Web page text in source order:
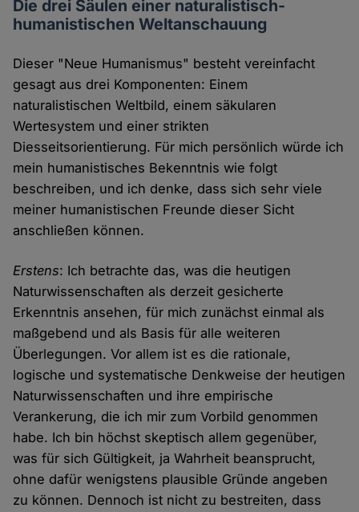
Die drei Säulen einer naturalistisch-
humanistischen Weltanschauung
Dieser "Neue Humanismus" besteht vereinfacht
gesagt aus drei Komponenten: Einem
naturalistischen Weltbild, einem säkularen
Wertesystem und einer strikten
Diesseitsorientierung. Für mich persönlich würde ich
mein humanistisches Bekenntnis wie folgt
beschreiben, und ich denke, dass sich sehr viele
meiner humanistischen Freunde dieser Sicht
anschließen können.
Erstens: Ich betrachte das, was die heutigen
Naturwissenschaften als derzeit gesicherte
Erkenntnis ansehen, für mich zunächst einmal als
maßgebend und als Basis für alle weiteren
Überlegungen. Vor allem ist es die rationale,
logische und systematische Denkweise der heutigen
Naturwissenschaften und ihre empirische
Verankerung, die ich mir zum Vorbild genommen
habe. Ich bin höchst skeptisch allem gegenüber,
was für sich Gültigkeit, ja Wahrheit beansprucht,
ohne dafür wenigstens plausible Gründe angeben
zu können. Dennoch ist nicht zu bestreiten, dass